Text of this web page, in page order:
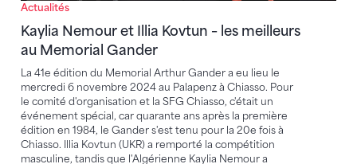
Actualités
Kaylia Nemour et Illia Kovtun – les meilleurs
au Memorial Gander
La 41e édition du Memorial Arthur Gander a eu lieu le
mercredi 6 novembre 2024 au Palapenz à Chiasso. Pour
le comité d'organisation et la SFG Chiasso, c'était un
événement spécial, car quarante ans après la première
édition en 1984, le Gander s'est tenu pour la 20e fois à
Chiasso. Illia Kovtun (UKR) a remporté la compétition
masculine, tandis que l'Algérienne Kaylia Nemour a